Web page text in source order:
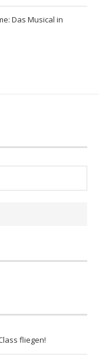
Das Musical in
fliegen!